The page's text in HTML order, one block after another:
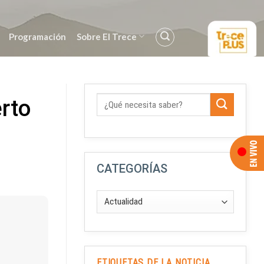
Programación Sobre El Trece
CATEGORÍAS